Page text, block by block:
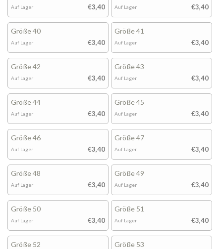
€3,40
Auf Lager €3,40
Auf Lager
Größe 40
€3,40
Auf Lager
Größe 41
€3,40
Auf Lager
Größe 42
€3,40
Auf Lager
Größe 43
€3,40
Auf Lager
Größe 44
€3,40
Auf Lager
Größe 45
€3,40
Auf Lager
Größe 46
€3,40
Auf Lager
Größe 47
€3,40
Auf Lager
Größe 48
€3,40
Auf Lager
Größe 49
€3,40
Auf Lager
Größe 50
€3,40
Auf Lager
Größe 51
€3,40
Auf Lager
Größe 52 Größe 53